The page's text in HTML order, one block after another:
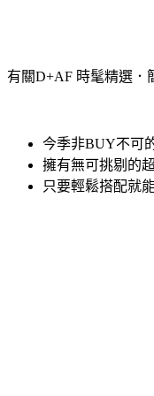
有關D+AF 時髦精選．
今季非BUY不可
擁有無可挑剔的
只要輕鬆搭配就